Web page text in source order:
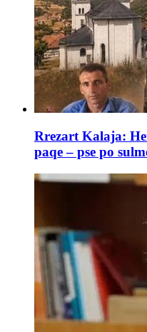
Rrezart Kalaja:
paqe – pse po